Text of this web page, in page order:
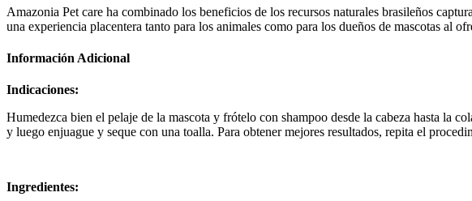
Amazonia Pet care ha combinado los beneficios de los recursos naturales brasileños
una experiencia placentera tanto para los animales como para los dueños de mascotas al
Información Adicional
Indicaciones:
Humedezca bien el pelaje de la mascota y frótelo con shampoo desde la cabeza hasta la
y luego enjuague y seque con una toalla. Para obtener mejores resultados, repita el
Ingredientes: